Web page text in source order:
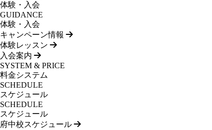
体験・入会
GUIDANCE
体験・入会
キャンペーン情報
体験レッスン
入会案内
SYSTEM & PRICE
料金システム
SCHEDULE
スケジュール
SCHEDULE
スケジュール
府中校スケジュール